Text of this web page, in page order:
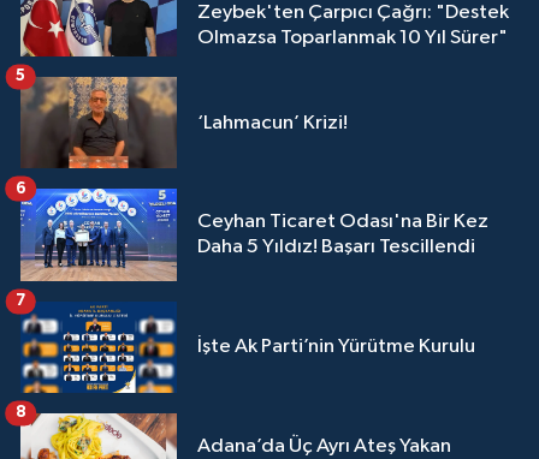
Zeybek'ten Çarpıcı Çağrı: "Destek
Olmazsa Toparlanmak 10 Yıl Sürer"
‘Lahmacun’ Krizi!
5
Ceyhan Ticaret Odası'na Bir Kez
Daha 5 Yıldız! Başarı Tescillendi
6
İşte Ak Parti’nin Yürütme Kurulu
7
Adana’da Üç Ayrı Ateş Yakan
8